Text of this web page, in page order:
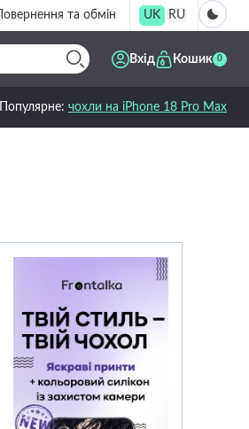
Повернення та обмін UK RU
Вхід Кошик 0
Популярне: чохли на iPhone 18 Pro Max